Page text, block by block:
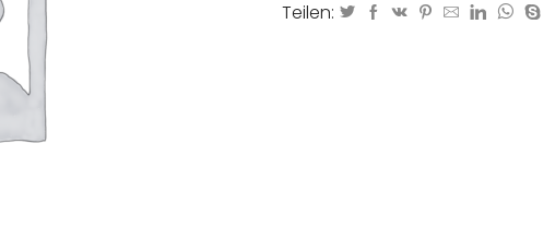
Teilen: